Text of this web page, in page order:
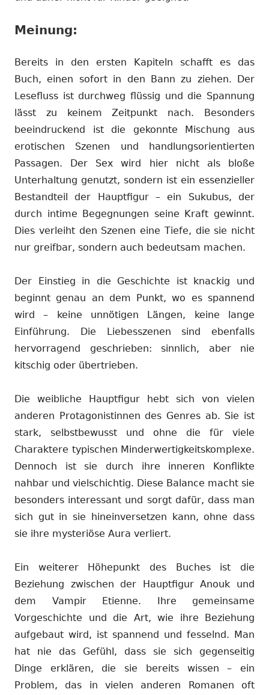
Meinung:
Bereits in den ersten Kapiteln schafft es das
Buch, einen sofort in den Bann zu ziehen. Der
Lesefluss ist durchweg flüssig und die Spannung
lässt zu keinem Zeitpunkt nach. Besonders
beeindruckend ist die gekonnte Mischung aus
erotischen Szenen und handlungsorientierten
Passagen. Der Sex wird hier nicht als bloße
Unterhaltung genutzt, sondern ist ein essenzieller
Bestandteil der Hauptfigur – ein Sukubus, der
durch intime Begegnungen seine Kraft gewinnt.
Dies verleiht den Szenen eine Tiefe, die sie nicht
nur greifbar, sondern auch bedeutsam machen.
Der Einstieg in die Geschichte ist knackig und
beginnt genau an dem Punkt, wo es spannend
wird – keine unnötigen Längen, keine lange
Einführung. Die Liebesszenen sind ebenfalls
hervorragend geschrieben: sinnlich, aber nie
kitschig oder übertrieben.
Die weibliche Hauptfigur hebt sich von vielen
anderen Protagonistinnen des Genres ab. Sie ist
stark, selbstbewusst und ohne die für viele
Charaktere typischen Minderwertigkeitskomplexe.
Dennoch ist sie durch ihre inneren Konflikte
nahbar und vielschichtig. Diese Balance macht sie
besonders interessant und sorgt dafür, dass man
sich gut in sie hineinversetzen kann, ohne dass
sie ihre mysteriöse Aura verliert.
Ein weiterer Höhepunkt des Buches ist die
Beziehung zwischen der Hauptfigur Anouk und
dem Vampir Etienne. Ihre gemeinsame
Vorgeschichte und die Art, wie ihre Beziehung
aufgebaut wird, ist spannend und fesselnd. Man
hat nie das Gefühl, dass sie sich gegenseitig
Dinge erklären, die sie bereits wissen – ein
Problem, das in vielen anderen Romanen oft